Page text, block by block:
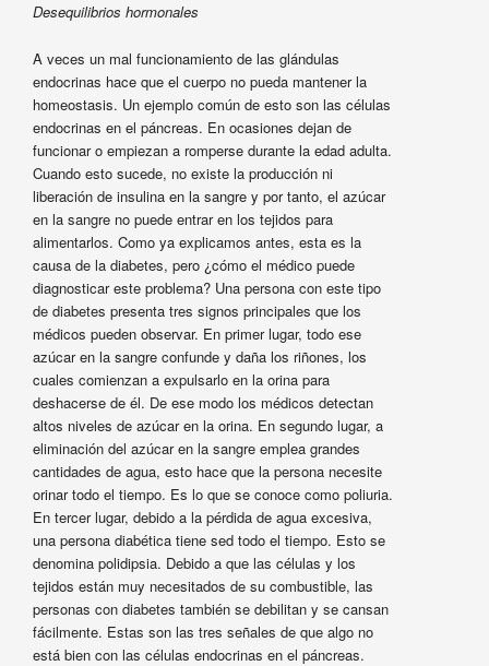
Desequilibrios hormonales
A veces un mal funcionamiento de las glándulas
endocrinas hace que el cuerpo no pueda mantener la
homeostasis. Un ejemplo común de esto son las células
endocrinas en el páncreas. En ocasiones dejan de
funcionar o empiezan a romperse durante la edad adulta.
Cuando esto sucede, no existe la producción ni
liberación de insulina en la sangre y por tanto, el azúcar
en la sangre no puede entrar en los tejidos para
alimentarlos. Como ya explicamos antes, esta es la
causa de la diabetes, pero ¿cómo el médico puede
diagnosticar este problema? Una persona con este tipo
de diabetes presenta tres signos principales que los
médicos pueden observar. En primer lugar, todo ese
azúcar en la sangre confunde y daña los riñones, los
cuales comienzan a expulsarlo en la orina para
deshacerse de él. De ese modo los médicos detectan
altos niveles de azúcar en la orina. En segundo lugar, a
eliminación del azúcar en la sangre emplea grandes
cantidades de agua, esto hace que la persona necesite
orinar todo el tiempo. Es lo que se conoce como poliuria.
En tercer lugar, debido a la pérdida de agua excesiva,
una persona diabética tiene sed todo el tiempo. Esto se
denomina polidipsia. Debido a que las células y los
tejidos están muy necesitados de su combustible, las
personas con diabetes también se debilitan y se cansan
fácilmente. Estas son las tres señales de que algo no
está bien con las células endocrinas en el páncreas.